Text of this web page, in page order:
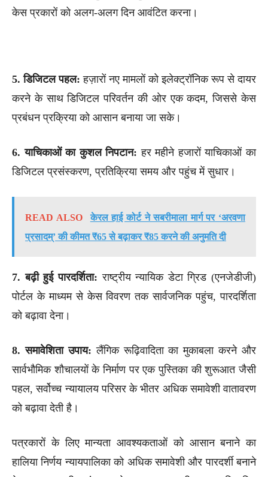
केस प्रकारों को अलग-अलग दिन आवंटित करना।
5. डिजिटल पहल: हज़ारों नए मामलों को इलेक्ट्रॉनिक रूप से दायर
करने के साथ डिजिटल परिवर्तन की ओर एक कदम, जिससे केस
प्रबंधन प्रक्रिया को आसान बनाया जा सके।
6. याचिकाओं का कुशल निपटान: हर महीने हजारों याचिकाओं का
डिजिटल प्रसंस्करण, प्रतिक्रिया समय और पहुंच में सुधार।
READ ALSO
केरल हाई कोर्ट ने सबरीमाला मार्ग पर ‘अरवणा
प्रसादम्’ की कीमत ₹65 से बढ़ाकर ₹85 करने की अनुमति दी
7. बढ़ी हुई पारदर्शिता: राष्ट्रीय न्यायिक डेटा ग्रिड (एनजेडीजी)
पोर्टल के माध्यम से केस विवरण तक सार्वजनिक पहुंच, पारदर्शिता
को बढ़ावा देना।
8. समावेशिता उपाय: लैंगिक रूढ़िवादिता का मुकाबला करने और
सार्वभौमिक शौचालयों के निर्माण पर एक पुस्तिका की शुरूआत जैसी
पहल, सर्वोच्च न्यायालय परिसर के भीतर अधिक समावेशी वातावरण
को बढ़ावा देती है।
पत्रकारों के लिए मान्यता आवश्यकताओं को आसान बनाने का
हालिया निर्णय न्यायपालिका को अधिक समावेशी और पारदर्शी बनाने